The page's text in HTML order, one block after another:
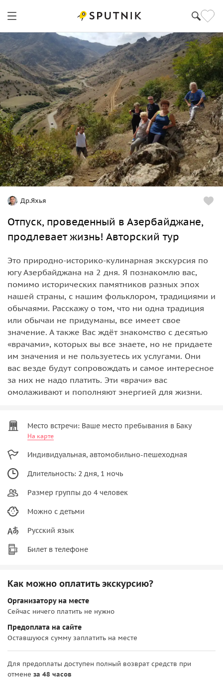
Др.Яхья
Отпуск, проведенный в Азербайджане,
продлевает жизнь! Авторский тур
Это природно-историко-кулинарная экскурсия по
югу Азербайджана на 2 дня. Я познакомлю вас,
помимо исторических памятников разных эпох
нашей страны, с нашим фольклором, традициями и
обычаями. Расскажу о том, что ни одна традиция
или обычаи не придуманы, все имеет свое
значение. А также Вас ждёт знакомство с десятью
«врачами», которых вы все знаете, но не придаете
им значения и не пользуетесь их услугами. Они
вас везде будут сопровождать и самое интересное
за них не надо платить. Эти «врачи» вас
омолаживают и пополняют энергией для жизни.
Место встречи: Ваше место пребывания в Баку
На карте
Индивидуальная, автомобильно-пешеходная
Длительность: 2 дня, 1 ночь
Размер группы до 4 человек
Можно с детьми
Русский язык
Билет в телефоне
Как можно оплатить экскурсию?
Организатору на месте
Сейчас ничего платить не нужно
Предоплата на сайте
Оставшуюся сумму заплатить на месте
Для предоплаты доступен полный возврат средств при
отмене за 48 часов